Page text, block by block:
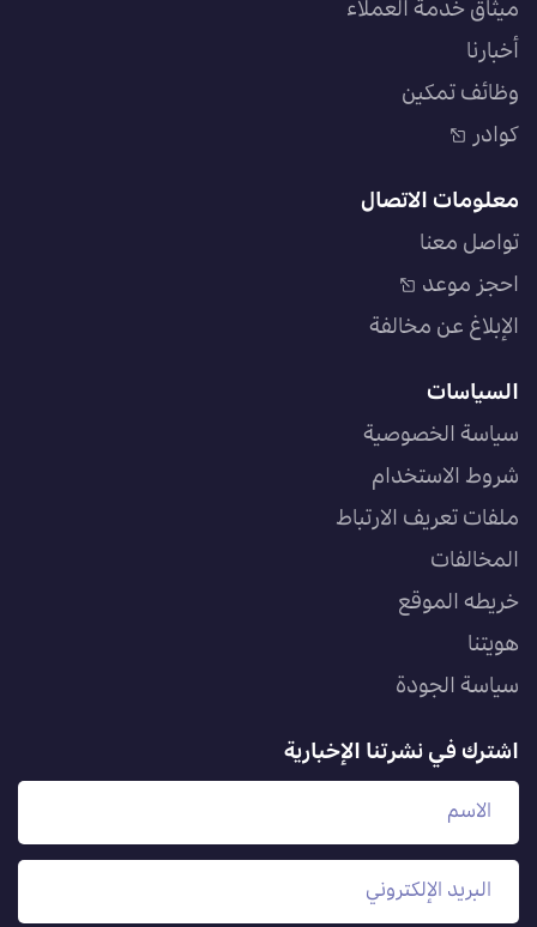
ميثاق خدمة العملاء
أخبارنا
وظائف تمكين
كوادر
معلومات الاتصال
تواصل معنا
احجز موعد
الإبلاغ عن مخالفة
السياسات
سياسة الخصوصية
شروط الاستخدام
ملفات تعريف الارتباط
المخالفات
خريطه الموقع
هويتنا
سياسة الجودة
اشترك في نشرتنا الإخبارية